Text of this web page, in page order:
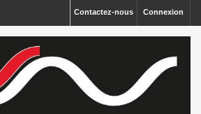
Connexion
Contactez-nous